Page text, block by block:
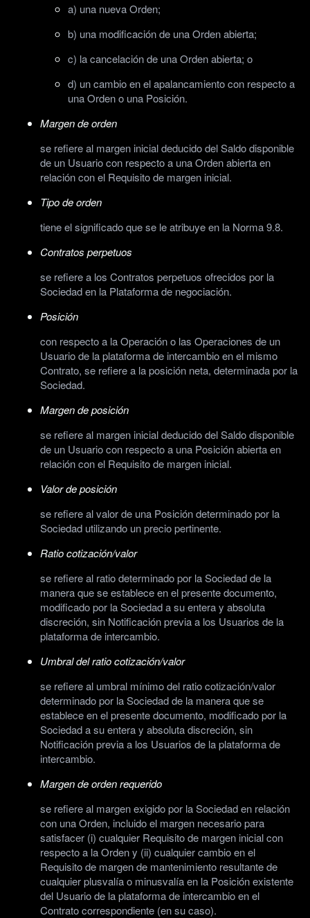
a) una nueva Orden;
b) una modificación de una Orden abierta;
c) la cancelación de una Orden abierta; o
d) un cambio en el apalancamiento con respecto a
una Orden o una Posición.
Margen de orden
se refiere al margen inicial deducido del Saldo disponible
de un Usuario con respecto a una Orden abierta en
relación con el Requisito de margen inicial.
Tipo de orden
tiene el significado que se le atribuye en la Norma 9.8.
Contratos perpetuos
se refiere a los Contratos perpetuos ofrecidos por la
Sociedad en la Plataforma de negociación.
Posición
con respecto a la Operación o las Operaciones de un
Usuario de la plataforma de intercambio en el mismo
Contrato, se refiere a la posición neta, determinada por la
Sociedad.
Margen de posición
se refiere al margen inicial deducido del Saldo disponible
de un Usuario con respecto a una Posición abierta en
relación con el Requisito de margen inicial.
Valor de posición
se refiere al valor de una Posición determinado por la
Sociedad utilizando un precio pertinente.
Ratio cotización/valor
se refiere al ratio determinado por la Sociedad de la
manera que se establece en el presente documento,
modificado por la Sociedad a su entera y absoluta
discreción, sin Notificación previa a los Usuarios de la
plataforma de intercambio.
Umbral del ratio cotización/valor
se refiere al umbral mínimo del ratio cotización/valor
determinado por la Sociedad de la manera que se
establece en el presente documento, modificado por la
Sociedad a su entera y absoluta discreción, sin
Notificación previa a los Usuarios de la plataforma de
intercambio.
Margen de orden requerido
se refiere al margen exigido por la Sociedad en relación
con una Orden, incluido el margen necesario para
satisfacer (i) cualquier Requisito de margen inicial con
respecto a la Orden y (ii) cualquier cambio en el
Requisito de margen de mantenimiento resultante de
cualquier plusvalía o minusvalía en la Posición existente
del Usuario de la plataforma de intercambio en el
Contrato correspondiente (en su caso).